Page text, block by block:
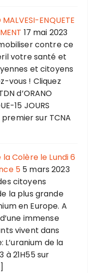
ENQUETE
17 mai 2023
contre ce
votre santé et
et citoyens
vous ! Cliquez
d’ORANO
15 JOURS
premier sur TCNA
Colère le Lundi 6
5 5 mars 2023
citoyens
la plus grande
en Europe. A
immense
vivent dans
L’uranium de la
à 21H55 sur